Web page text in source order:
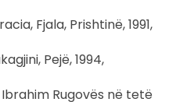
Fjala, Prishtinë, 1991,
Pejë, 1994,
Rugovës në tetë